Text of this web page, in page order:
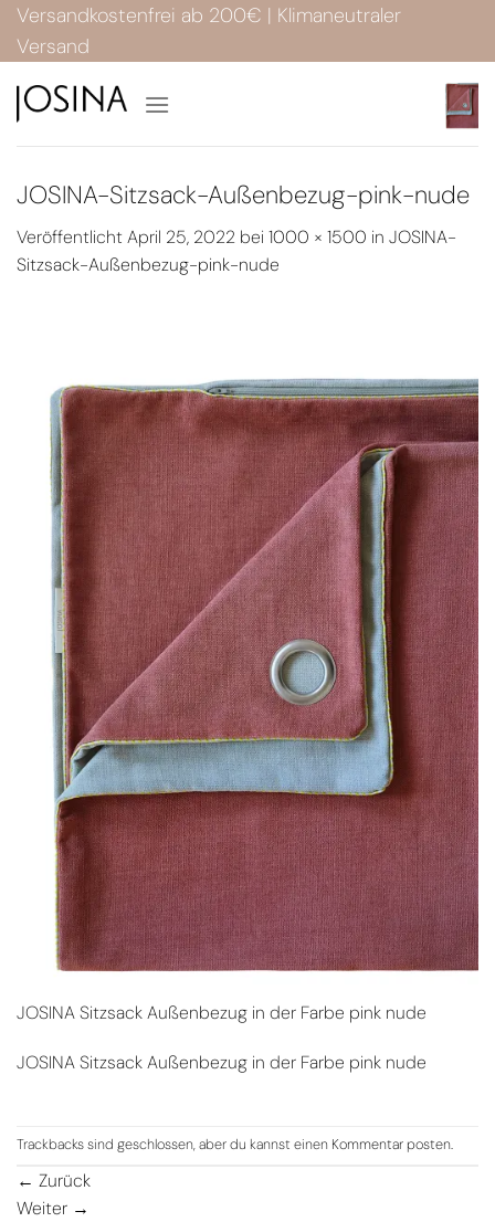
Zum
Inhalt
springen
Versandkostenfrei ab 200€ | Klimaneutraler
Versand
JOSINA-Sitzsack-Außenbezug-pink-nude
VeröffentlichtApril 25, 2022 bei 1000 × 1500 in JOSINA-
Sitzsack-Außenbezug-pink-nude
JOSINA Sitzsack Außenbezug in der Farbe pink nude
JOSINA Sitzsack Außenbezug in der Farbe pink nude
Trackbacks sind geschlossen, aber du kannst einen Kommentar posten.
← Zurück
Weiter →